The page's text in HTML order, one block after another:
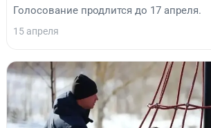
Голосование продлится до 17 апреля.
15 апреля